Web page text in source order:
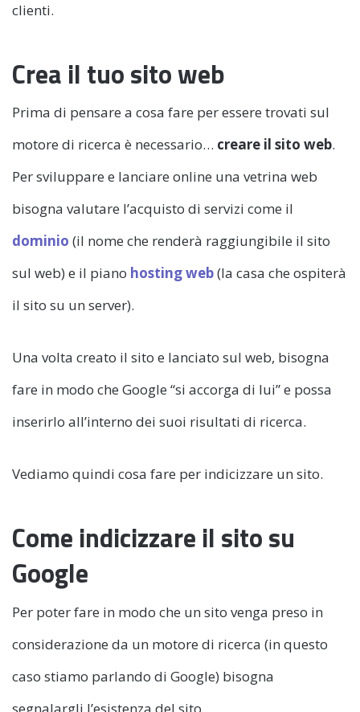
clienti.
Crea il tuo sito web
Prima di pensare a cosa fare per essere trovati sul
motore di ricerca è necessario… creare il sito web.
Per sviluppare e lanciare online una vetrina web
bisogna valutare l’acquisto di servizi come il
dominio (il nome che renderà raggiungibile il sito
sul web) e il piano hosting web(la casa che ospiterà
il sito su un server).
Una volta creato il sito e lanciato sul web, bisogna
fare in modo che Google “si accorga di lui” e possa
inserirlo all’interno dei suoi risultati di ricerca.
Vediamo quindi cosa fare per indicizzare un sito.
Come indicizzare il sito su
Google
Per poter fare in modo che un sito venga preso in
considerazione da un motore di ricerca (in questo
caso stiamo parlando di Google) bisogna
segnalargli l’esistenza del sito.